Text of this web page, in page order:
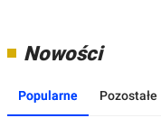
Nowości
Popularne Pozostałe